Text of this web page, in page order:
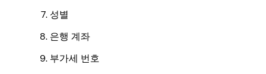
성별
은행 계좌
부가세 번호